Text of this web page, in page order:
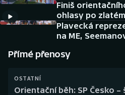
Americký fotbal
Baseball a softbal
Biatlon
NEPŘEHLÉDNĚTE
Aplikace ČT sport
Finiš
ohlasy po
Plavecká
na ME,
Přímé přenosy
OSTATNÍ
Orientační běh: SP Česko